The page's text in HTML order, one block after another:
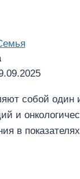
собой один
и
в